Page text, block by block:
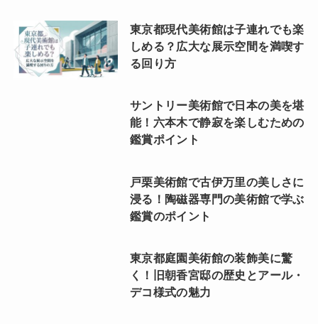
東京都現代美術館は子連れでも楽
しめる？広大な展示空間を満喫す
る回り方
サントリー美術館で日本の美を堪
能！六本木で静寂を楽しむための
鑑賞ポイント
戸栗美術館で古伊万里の美しさに
浸る！陶磁器専門の美術館で学ぶ
鑑賞のポイント
東京都庭園美術館の装飾美に驚
く！旧朝香宮邸の歴史とアール・
デコ様式の魅力